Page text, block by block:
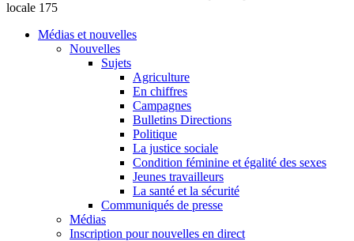
locale 175
Médias et nouvelles
Nouvelles
Sujets
Agriculture
En chiffres
Campagnes
Bulletins Directions
Politique
La justice sociale
Condition féminine et égalité des sexes
Jeunes travailleurs
La santé et la sécurité
Communiqués de presse
Médias
Inscription pour nouvelles en direct